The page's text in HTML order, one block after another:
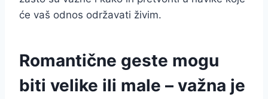
će vaš odnos održavati živim.
Romantične geste mogu
biti velike ili male – važna je